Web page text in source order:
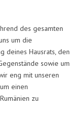
des gesamten
um die
deines Hausrats, den
sowie um
eng mit unseren
einen
zu